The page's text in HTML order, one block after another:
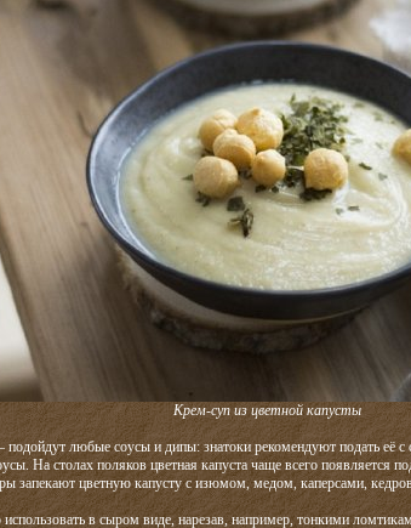
Крем-суп из цветной капусты
подойдут любые соусы и дипы: знатоки рекомендуют подать
На столах поляков цветная капуста чаще всего
запекают цветную капусту с изюмом, медом, каперсами,
в сыром виде, нарезав, например, тонкими